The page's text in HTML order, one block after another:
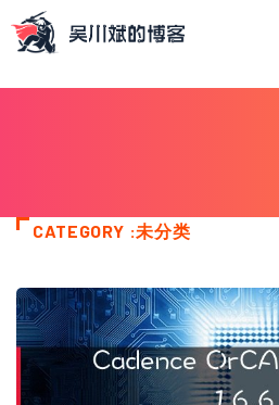
CATEGORY :未分类